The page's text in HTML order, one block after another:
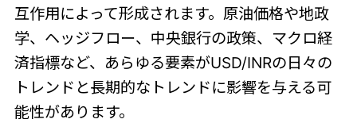
互作用によって形成されます。原油価格や地政
学、ヘッジフロー、中央銀行の政策、マクロ経
済指標など、あらゆる要素がUSD/INRの日々の
トレンドと長期的なトレンドに影響を与える可
能性があります。